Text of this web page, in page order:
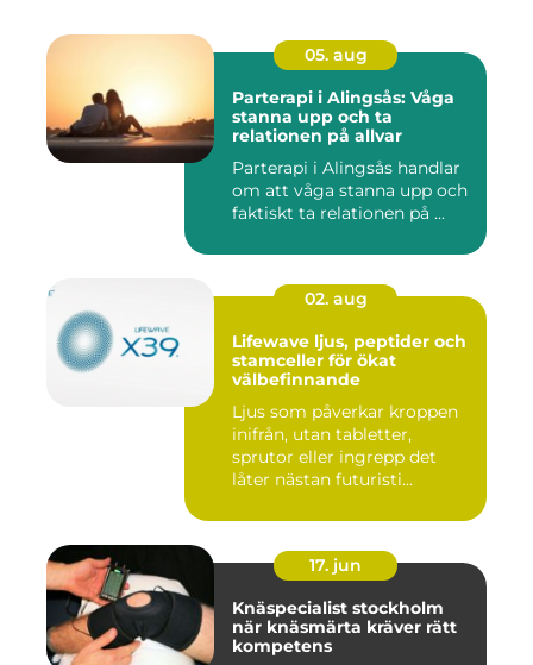
05. aug
Parterapi i Alingsås: Våga
stanna upp och ta
relationen på allvar
Parterapi i Alingsås handlar
om att våga stanna upp och
faktiskt ta relationen på ...
02. aug
Lifewave ljus, peptider och
stamceller för ökat
välbefinnande
Ljus som påverkar kroppen
inifrån, utan tabletter,
sprutor eller ingrepp det
låter nästan futuristi...
17. jun
Knäspecialist stockholm
när knäsmärta kräver rätt
kompetens